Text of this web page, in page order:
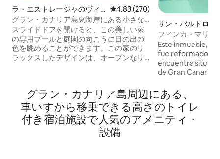
ラ・エストレージャのヴィ
ラ
レビュー270件、5つ星中4.83つ
4.83 (270)
グラン・カナリア島東海岸にある小さな
楽園
スライドドアを開けると、この美しい家
の専用プールと庭園の向こうに日の出の
色を眺めることができます。この家のリ
ラックスしたデザインは、オープンなリ
グラン・カナリアの東海岸に位置する美
しい家です。海辺の小さな楽園で、魅力
がたくさんあり、丁寧に装飾され、設備
が整っています。真新しく明るい家に
は、広々としたキッチン、寝室2室、バス
サン・バルトロメ
ハナのコテージ
フィンカ・マリオ
ス - プールとジャ
Este inmueble,
fue reformado
encuentra
de Gran Canaria,
comprendido por
completamente
de la otra, una
alpendre rural
antigüedad,
グラン・カナリア島周辺にあ⁠る⁠、
車⁠い⁠すか⁠ら移⁠乗で⁠き⁠る高⁠さ⁠のト⁠イ⁠レ
付⁠き宿⁠泊⁠施⁠設で人⁠気⁠のア⁠メ⁠ニ⁠テ⁠ィ⁠・
設⁠備